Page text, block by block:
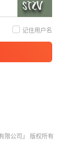
记住用户名
限公司」 版权所有